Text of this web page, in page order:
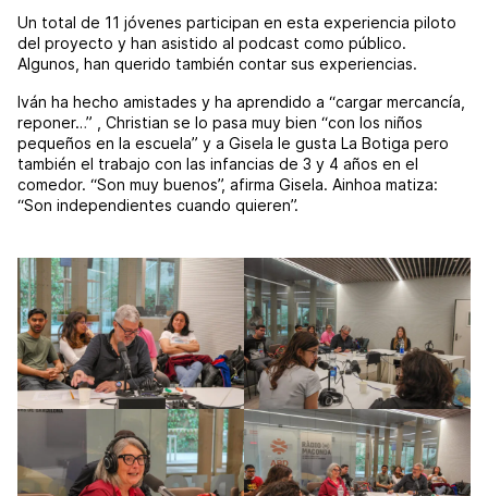
Un total de 11 jóvenes participan en esta experiencia piloto
del proyecto y han asistido al podcast como público.
Algunos, han querido también contar sus experiencias.
Iván ha hecho amistades y ha aprendido a “cargar mercancía,
reponer…” , Christian se lo pasa muy bien “con los niños
pequeños en la escuela” y a Gisela le gusta La Botiga pero
también el trabajo con las infancias de 3 y 4 años en el
comedor. “Son muy buenos”, afirma Gisela. Ainhoa matiza:
“Son independientes cuando quieren”.